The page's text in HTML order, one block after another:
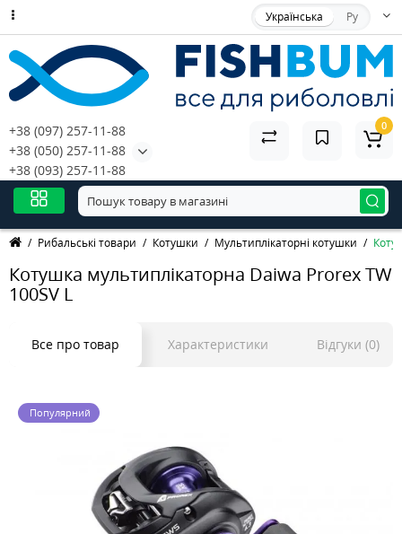
Українська Ру
+38 (097) 257-11-88
+38 (050) 257-11-88
+38 (093) 257-11-88
0
Рибальські товари Котушки Мультиплікаторні котушки
Котушка мультиплікаторна Daiwa Prorex TW
100SV L
Все про товар Характеристики Відгуки (0)
Популярний